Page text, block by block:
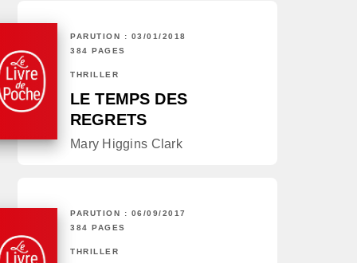
PARUTION : 03/01/2018
384 PAGES
THRILLER
LE TEMPS DES
REGRETS
Mary Higgins Clark
PARUTION : 06/09/2017
384 PAGES
THRILLER